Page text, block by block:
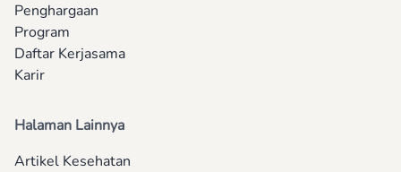
Penghargaan
Program
Daftar Kerjasama
Karir
Halaman Lainnya
Artikel Kesehatan